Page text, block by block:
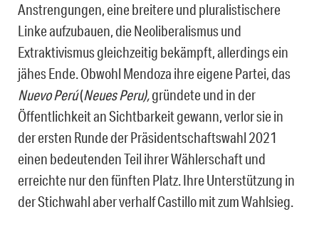
Anstrengungen, eine breitere und pluralistischere
Linke aufzubauen, die Neoliberalismus und
Extraktivismus gleichzeitig bekämpft, allerdings ein
jähes Ende. Obwohl Mendoza ihre eigene Partei, das
Nuevo Perú(Neues Peru),gründete und in der
Öffentlichkeit an Sichtbarkeit gewann, verlor sie in
der ersten Runde der Präsidentschaftswahl 2021
einen bedeutenden Teil ihrer Wählerschaft und
erreichte nur den fünften Platz. Ihre Unterstützung in
der Stichwahl aber verhalf Castillo mit zum Wahlsieg.